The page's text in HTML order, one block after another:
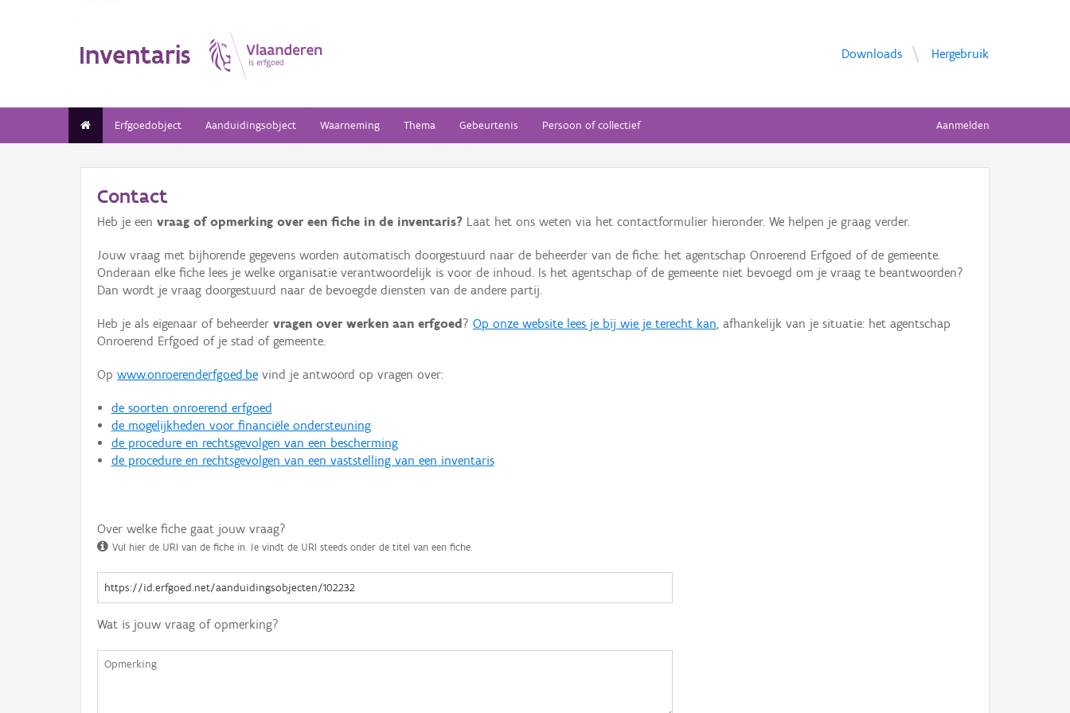
Inventaris Downloads Hergebruik
Erfgoedobject Aanduidingsobject Waarneming Thema Gebeurtenis Persoon of collectief Aanmelden
Contact
Heb je een vraag of opmerking over een fiche in de inventaris? Laat het ons weten via het contactformulier hieronder. We helpen je graag verder.
Jouw vraag met bijhorende gegevens worden automatisch doorgestuurd naar de beheerder van de fiche: het agentschap Onroerend Erfgoed of de gemeente.
Onderaan elke fiche lees je welke organisatie verantwoordelijk is voor de inhoud. Is het agentschap of de gemeente niet bevoegd om je vraag te beantwoorden?
Dan wordt je vraag doorgestuurd naar de bevoegde diensten van de andere partij.
Heb je als eigenaar of beheerder vragen over werken aan erfgoed ? Op onze website lees je bij wie je terecht kan, afhankelijk van je situatie: het agentschap
Onroerend Erfgoed of je stad of gemeente.
Op www.onroerenderfgoed.be vind je antwoord op vragen over:
de soorten onroerend erfgoed
de mogelijkheden voor financiële ondersteuning
de procedure en rechtsgevolgen van een bescherming
de procedure en rechtsgevolgen van een vaststelling van een inventaris
Over welke fiche gaat jouw vraag?
Vul hier de URI van de fiche in. Je vindt de URI steeds onder de titel van een fiche.
Wat is jouw vraag of opmerking?